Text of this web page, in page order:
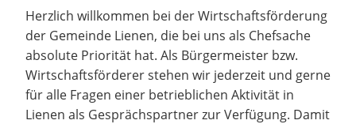
Herzlich willkommen bei der Wirtschaftsförderung
der Gemeinde Lienen, die bei uns als Chefsache
absolute Priorität hat. Als Bürgermeister bzw.
Wirtschaftsförderer stehen wir jederzeit und gerne
für alle Fragen einer betrieblichen Aktivität in
Lienen als Gesprächspartner zur Verfügung. Damit